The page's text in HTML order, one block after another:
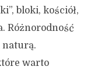
bloki, kościół,
Różnorodność
naturą.
warto